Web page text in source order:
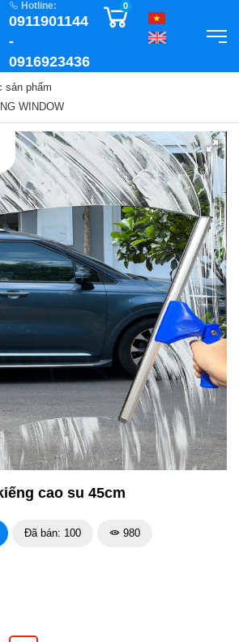
Hotline:
0911901144
-
0916923436
0
sản phẩm
WINDOW
cao su 45cm
Đã bán: 100 980